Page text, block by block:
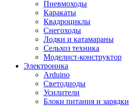
Пневмоходы
Каракаты
Квадроциклы
Снегоходы
Лодки и катамараны
Сельхоз техника
Моделист-конструктор
Электроника
Arduino
Светодиоды
Усилители
Блоки питания и зарядки